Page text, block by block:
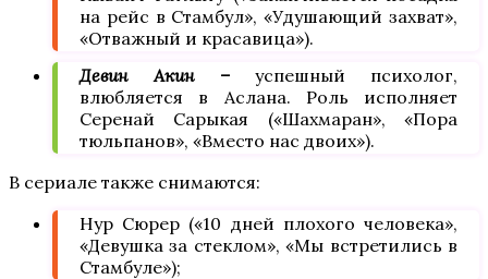
на рейс в Стамбул», «Удушающий захват»,
«Отважный и красавица»).
Девин Акин – успешный психолог,
влюбляется в Аслана. Роль исполняет
Серенай Сарыкая («Шахмаран», «Пора
тюльпанов», «Вместо нас двоих»).
В сериале также снимаются:
Нур Сюрер («10 дней плохого человека»,
«Девушка за стеклом», «Мы встретились в
Стамбуле»);